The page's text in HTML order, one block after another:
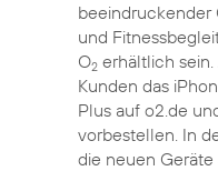
beeindruckender
und
O2erhältlich sein.
Kunden das
Plus auf o2.de
vorbestellen. In
die neuen